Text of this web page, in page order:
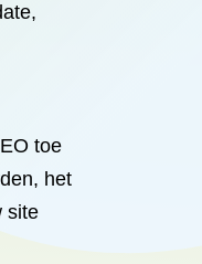
toe
het
site